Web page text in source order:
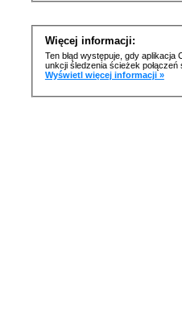
Więcej informacji:
Ten błąd występuje, gdy
unkcji śledzenia ścieżek
Wyświetl więcej informacji »